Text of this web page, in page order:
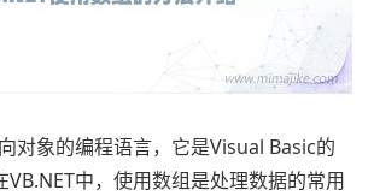
对象的编程语言，它是Visual Basic的
中，使用数组是处理数据的常用